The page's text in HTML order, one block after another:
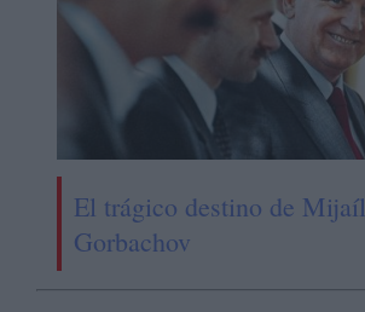
El trágico destino de Mijaíl
Gorbachov